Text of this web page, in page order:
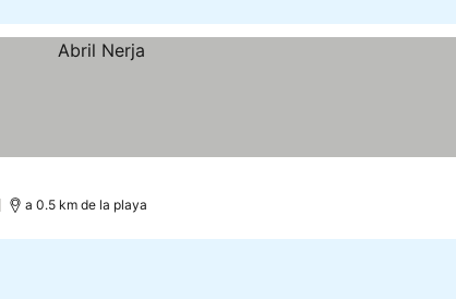
a 0.5 km de la playa